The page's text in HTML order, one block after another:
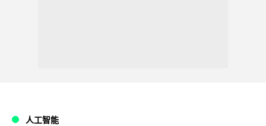
人工智能